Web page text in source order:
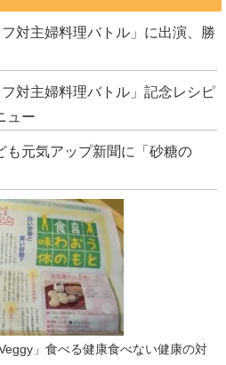
対主婦料理バトル」に出演、勝
対主婦料理バトル」記念レシピ
ュー
元気アップ新聞に「砂糖の
」食べる健康食べない健康の対